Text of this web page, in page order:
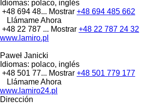
Idiomas: polaco, inglés
+48 694 48... Mostrar +48 694 485 662
Llámame Ahora
+48 22 787 ... Mostrar +48 22 787 24 32
www.lamiro.pl
Paweł Janicki
Idiomas: polaco, inglés
+48 501 77... Mostrar +48 501 779 177
Llámame Ahora
www.lamiro24.pl
Dirección